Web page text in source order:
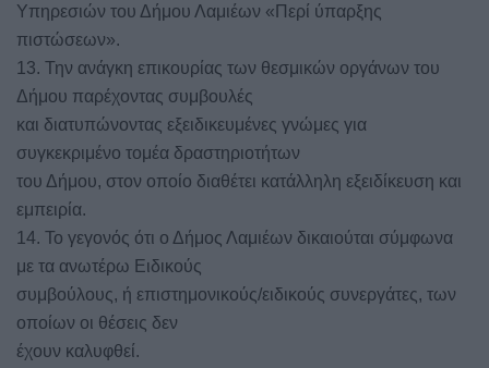
Υπηρεσιών του Δήμου Λαμιέων «Περί ύπαρξης
πιστώσεων».
13. Την ανάγκη επικουρίας των θεσμικών οργάνων του
Δήμου παρέχοντας συμβουλές
και διατυπώνοντας εξειδικευμένες γνώμες για
συγκεκριμένο τομέα δραστηριοτήτων
του Δήμου, στον οποίο διαθέτει κατάλληλη εξειδίκευση και
εμπειρία.
14. Το γεγονός ότι ο Δήμος Λαμιέων δικαιούται σύμφωνα
με τα ανωτέρω Ειδικούς
συμβούλους, ή επιστημονικούς/ειδικούς συνεργάτες, των
οποίων οι θέσεις δεν
έχουν καλυφθεί.